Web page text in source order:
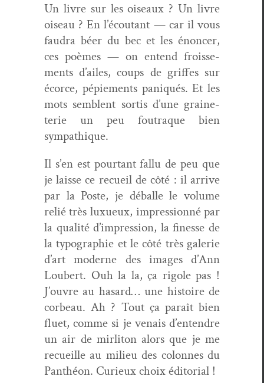
Un livre sur les oiseaux ? Un livre
oiseau ? En l’é­coutant — car il vous
fau­dra béer du bec et les énon­cer,
ces poèmes — on entend froisse­
ments d’ailes, coups de griffes sur
écorce, pépiements paniqués. Et les
mots sem­blent sor­tis d’une graine­
terie un peu foutraque bien
sympathique.
Il s’en est pour­tant fal­lu de peu que
je laisse ce recueil de côté : il arrive
par la Poste, je déballe le vol­ume
relié très lux­ueux, impres­sion­né par
la qual­ité d’im­pres­sion, la finesse de
la typogra­phie et le côté très galerie
d’art mod­erne des images d’Ann
Lou­bert. Ouh la la, ça rigole pas !
J’ou­vre au hasard… une his­toire de
cor­beau. Ah ? Tout ça paraît bien
fluet, comme si je venais d’en­ten­dre
un air de mir­li­ton alors que je me
recueille au milieu des colonnes du
Pan­théon. Curieux choix éditorial !